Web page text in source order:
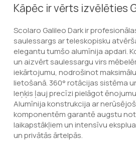
Kāpēc ir vērts izvēlēties
Scolaro Galileo Dark ir
saulessargs ar teleskopisku
elegantu tumšo alumīnija apdari.
un aizvērt saulessargu virs
iekārtojumu, nodrošinot
lietošanā. 360° rotācijas sistēma
leņķis ļauj precīzi pielāgot
Alumīnija konstrukcija ar
komponentēm garantē augstu
laikapstākļiem un intensīvu
un privātās ārtelpās.